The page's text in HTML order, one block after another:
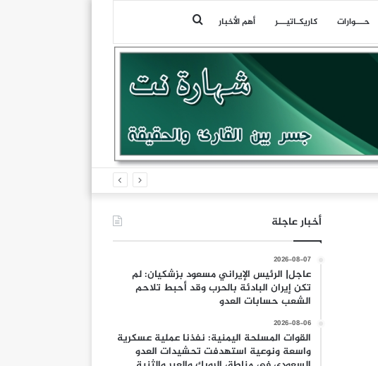
حـــوارات كاريكـاتيـــر أهم الأخبار بحث
أخبار عاجلة
2026-08-07
عاجل| الرئيس الإيراني مسعود بزشكيان: لم
تكن إيران البادئة بالحرب وقد أحبط تلاحم
الشعب حسابات العدو
2026-08-06
القوات المسلحة اليمنية: نفذنا عملية عسكرية
واسعة ونوعية استهدفت تحشيدات العدو